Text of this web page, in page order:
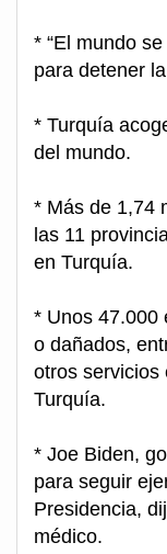
* “El mundo
para detener
* Turquía
del mundo.
* Más de 1,74
las 11
en Turquía.
* Unos 47.000
o dañados,
otros servicios
Turquía.
* Joe Biden,
para seguir
Presidencia,
médico.